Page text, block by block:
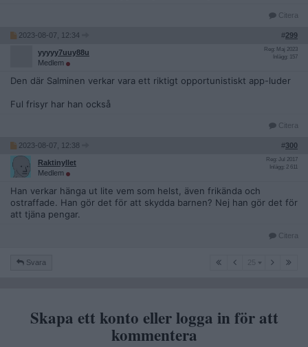
Citera
2023-08-07, 12:34 #299
yyyyy7uuy88u
Medlem
Reg: Maj 2023
Inlägg: 157
Den där Salminen verkar vara ett riktigt opportunistiskt app-luder
Ful frisyr har han också
Citera
2023-08-07, 12:38 #300
Raktinyllet
Medlem
Reg: Jul 2017
Inlägg: 2 611
Han verkar hänga ut lite vem som helst, även frikända och
ostraffade. Han gör det för att skydda barnen? Nej han gör det för
att tjäna pengar.
Citera
Svara 25
Skapa ett konto eller logga in för att
kommentera